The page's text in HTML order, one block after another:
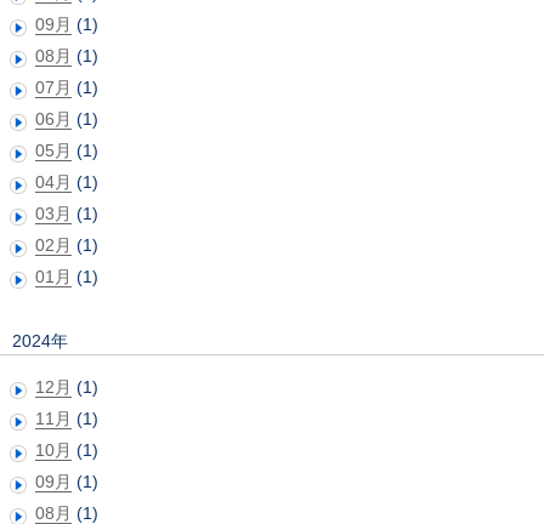
09月 (1)
08月 (1)
07月 (1)
06月 (1)
05月 (1)
04月 (1)
03月 (1)
02月 (1)
01月 (1)
2024年
12月 (1)
11月 (1)
10月 (1)
09月 (1)
08月 (1)